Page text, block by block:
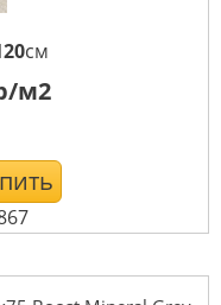
см
м2